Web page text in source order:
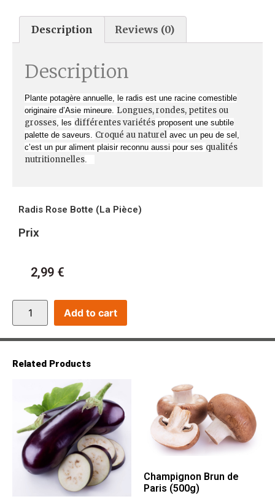
Description Reviews (0)
Description
Plante potagère annuelle, le radis est une racine comestible
originaire d’Asie mineure. Longues, rondes, petites ou
grosses , les différentes variétés proposent une subtile
palette de saveurs. Croqué au naturel avec un peu de sel,
c’est un pur aliment plaisir reconnu aussi pour ses qualités
nutritionnelles
Radis Rose Botte (La Pièce)
Prix
2,99 €
Add to cart
Related Products
Champignon Brun de
Paris (500g)